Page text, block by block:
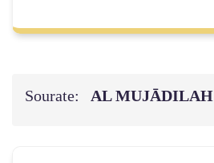
Sourate: AL MUJĀDILAH